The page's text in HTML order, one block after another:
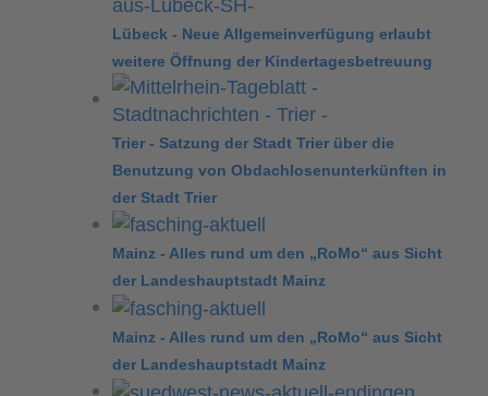
Lübeck - Neue Allgemeinverfügung erlaubt
weitere Öffnung der Kindertagesbetreuung
Trier - Satzung der Stadt Trier über die
Benutzung von Obdachlosenunterkünften in
der Stadt Trier
Mainz - Alles rund um den „RoMo“ aus Sicht
der Landeshauptstadt Mainz
Mainz - Alles rund um den „RoMo“ aus Sicht
der Landeshauptstadt Mainz